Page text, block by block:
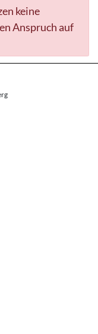
keine
Anspruch auf